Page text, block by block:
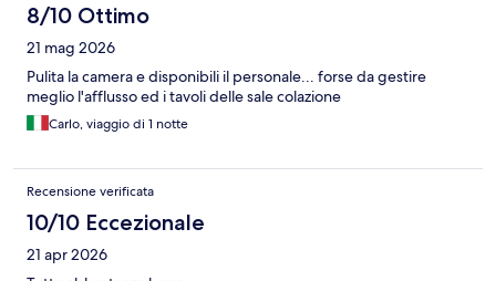
8/10 Ottimo
21 mag 2026
Pulita la camera e disponibili il personale... forse da gestire
meglio l'afflusso ed i tavoli delle sale colazione
Carlo, viaggio di 1 notte
Recensione verificata
10/10 Eccezionale
21 apr 2026